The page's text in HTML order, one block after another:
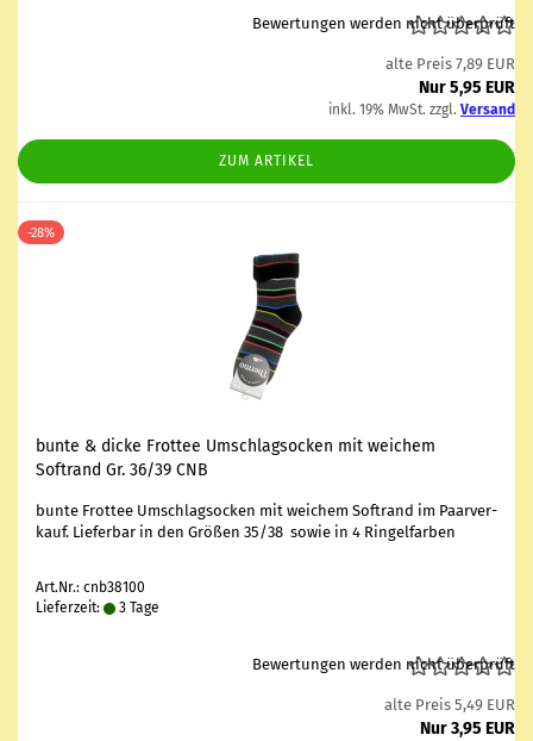
Bewertungen werden nicht überprüft
alte Preis 7,89 EUR
Nur 5,95 EUR
inkl. 19% MwSt. zzgl. Versand
ZUM ARTIKEL
-28%
bunte & dicke Frot­tee Um­schlagsocken mit wei­chem
Softrand Gr. 36/39 CNB
bunte Frot­tee Um­schlagsocken mit wei­chem Softrand im Paar­ver­
kauf. Lie­fer­bar in den Grö­ßen 35/38 sowie in 4 Rin­gel­far­ben
Art.Nr.: cnb38100
Lieferzeit:
3 Tage
Bewertungen werden nicht überprüft
alte Preis 5,49 EUR
Nur 3,95 EUR